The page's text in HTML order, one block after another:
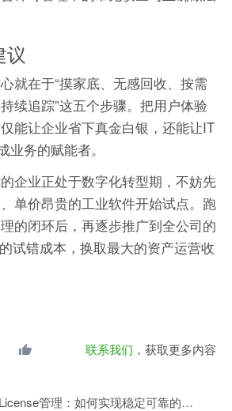
议
就在于“摸家底、无感回收、按需
续追踪”这五个步骤。把用户体验
能让企业省下真金白银，还能让IT
业务的赋能者。
企业正处于数字化转型期，不妨先
单价昂贵的工业软件开始试点。跑
的闭环后，再逐步推广到全公司的
试错成本，换取最大的资产运营收
联系我们 ，获取更多内容
企业软件License管理：如何实现稳定可靠的全生命周期管控